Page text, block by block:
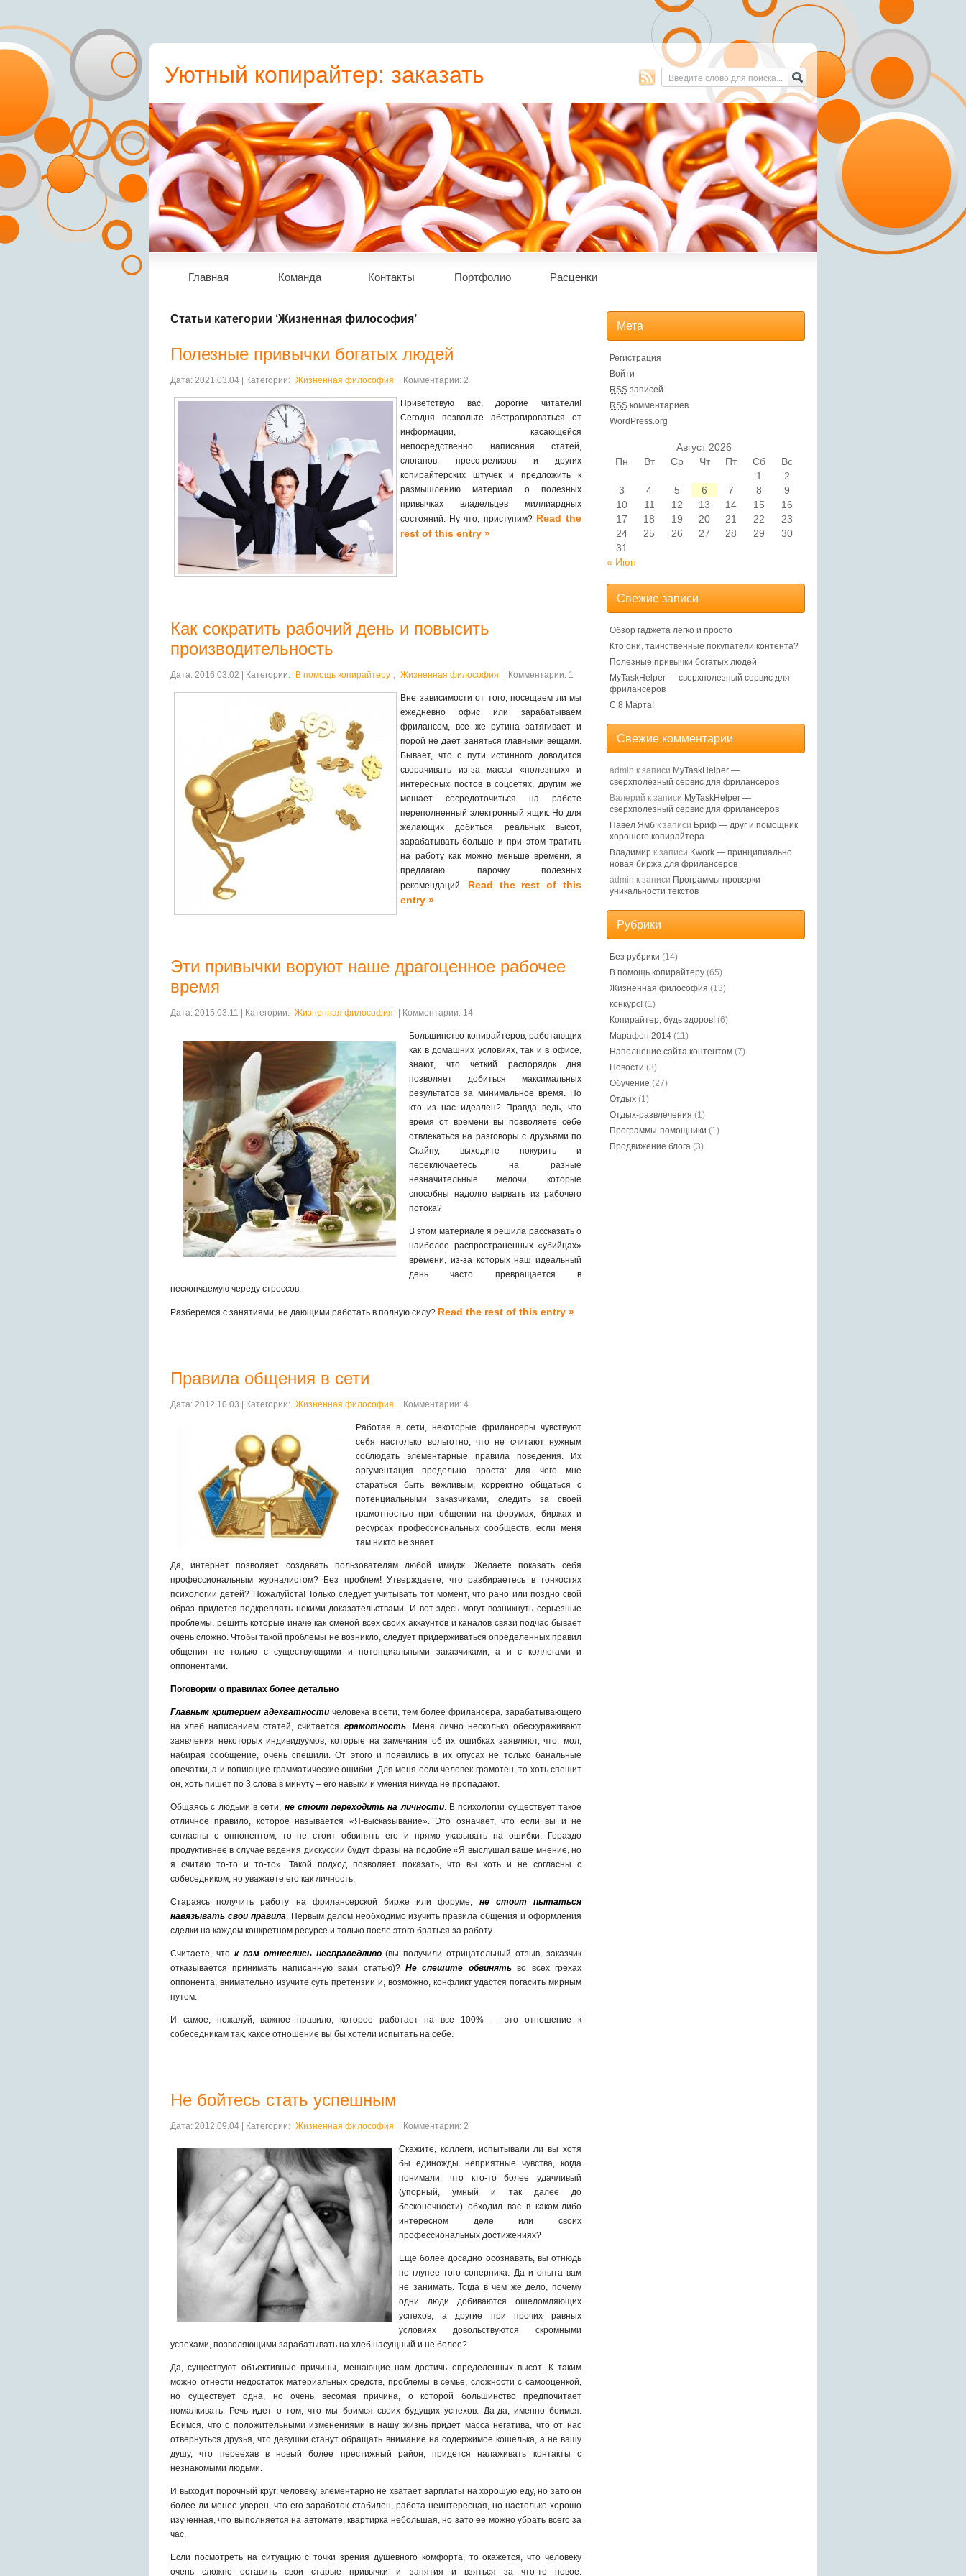
Уютный копирайтер: заказать
пресс-релиз, статьи, рерайт
Главная Команда Контакты Портфолио Расценки
Статьи категории ‘Жизненная философия’
Полезные привычки богатых людей
Дата: 2021.03.04 | Категории: Жизненная философия | Комментарии: 2
Приветствую вас, дорогие читатели!
Сегодня позвольте абстрагироваться от
информации, касающейся
непосредственно написания статей,
слоганов, пресс-релизов и других
копирайтерских штучек и предложить к
размышлению материал о полезных
привычках владельцев миллиардных
состояний. Ну что, приступим? Read the
rest of this entry »
Как сократить рабочий день и повысить
производительность
Дата: 2016.03.02 | Категории: В помощь копирайтеру , Жизненная философия | Комментарии: 1
Вне зависимости от того, посещаем ли мы
ежедневно офис или зарабатываем
фрилансом, все же рутина затягивает и
порой не дает заняться главными вещами.
Бывает, что с пути истинного доводится
сворачивать из-за массы «полезных» и
интересных постов в соцсетях, другим же
мешает сосредоточиться на работе
переполненный электронный ящик. Но для
желающих добиться реальных высот,
зарабатывать больше и при этом тратить
на работу как можно меньше времени, я
предлагаю парочку полезных
рекомендаций. Read the rest of this
entry »
Эти привычки воруют наше драгоценное рабочее
время
Дата: 2015.03.11 | Категории: Жизненная философия | Комментарии: 14
Большинство копирайтеров, работающих
как в домашних условиях, так и в офисе,
знают, что четкий распорядок дня
позволяет добиться максимальных
результатов за минимальное время. Но
кто из нас идеален? Правда ведь, что
время от времени вы позволяете себе
отвлекаться на разговоры с друзьями по
Скайпу, выходите покурить и
переключаетесь на разные
незначительные мелочи, которые
способны надолго вырвать из рабочего
потока?
В этом материале я решила рассказать о
наиболее распространенных «убийцах»
времени, из-за которых наш идеальный
день часто превращается в
нескончаемую череду стрессов.
Разберемся с занятиями, не дающими работать в полную силу? Read the rest of this entry »
Правила общения в сети
Дата: 2012.10.03 | Категории: Жизненная философия | Комментарии: 4
Работая в сети, некоторые фрилансеры чувствуют
себя настолько вольготно, что не считают нужным
соблюдать элементарные правила поведения. Их
аргументация предельно проста: для чего мне
стараться быть вежливым, корректно общаться с
потенциальными заказчиками, следить за своей
грамотностью при общении на форумах, биржах и
ресурсах профессиональных сообществ, если меня
там никто не знает.
Да, интернет позволяет создавать пользователям любой имидж. Желаете показать себя
профессиональным журналистом? Без проблем! Утверждаете, что разбираетесь в тонкостях
психологии детей? Пожалуйста! Только следует учитывать тот момент, что рано или поздно свой
образ придется подкреплять некими доказательствами. И вот здесь могут возникнуть серьезные
проблемы, решить которые иначе как сменой всех своих аккаунтов и каналов связи подчас бывает
очень сложно. Чтобы такой проблемы не возникло, следует придерживаться определенных правил
общения не только с существующими и потенциальными заказчиками, а и с коллегами и
оппонентами.
Поговорим о правилах более детально
Главным критерием адекватностичеловека в сети, тем более фрилансера, зарабатывающего
на хлеб написанием статей, считается грамотность. Меня лично несколько обескураживают
заявления некоторых индивидуумов, которые на замечания об их ошибках заявляют, что, мол,
набирая сообщение, очень спешили. От этого и появились в их опусах не только банальные
опечатки, а и вопиющие грамматические ошибки. Для меня если человек грамотен, то хоть спешит
он, хоть пишет по 3 слова в минуту – его навыки и умения никуда не пропадают.
Общаясь с людьми в сети, не стоит переходить на личности. В психологии существует такое
отличное правило, которое называется «Я-высказывание». Это означает, что если вы и не
согласны с оппонентом, то не стоит обвинять его и прямо указывать на ошибки. Гораздо
продуктивнее в случае ведения дискуссии будут фразы на подобие «Я выслушал ваше мнение, но
я считаю то-то и то-то». Такой подход позволяет показать, что вы хоть и не согласны с
собеседником, но уважаете его как личность.
Стараясь получить работу на фрилансерской бирже или форуме, не стоит пытаться
навязывать свои правила. Первым делом необходимо изучить правила общения и оформления
сделки на каждом конкретном ресурсе и только после этого браться за работу.
Считаете, что к вам отнеслись несправедливо(вы получили отрицательный отзыв, заказчик
отказывается принимать написанную вами статью)? Не спешите обвинятьво всех грехах
оппонента, внимательно изучите суть претензии и, возможно, конфликт удастся погасить мирным
путем.
И самое, пожалуй, важное правило, которое работает на все 100% — это отношение к
собеседникам так, какое отношение вы бы хотели испытать на себе.
Не бойтесь стать успешным
Дата: 2012.09.04 | Категории: Жизненная философия | Комментарии: 2
Скажите, коллеги, испытывали ли вы хотя
бы единожды неприятные чувства, когда
понимали, что кто-то более удачливый
(упорный, умный и так далее до
бесконечности) обходил вас в каком-либо
интересном деле или своих
профессиональных достижениях?
Ещё более досадно осознавать, вы отнюдь
не глупее того соперника. Да и опыта вам
не занимать. Тогда в чем же дело, почему
одни люди добиваются ошеломляющих
успехов, а другие при прочих равных
условиях довольствуются скромными
успехами, позволяющими зарабатывать на хлеб насущный и не более?
Да, существуют объективные причины, мешающие нам достичь определенных высот. К таким
можно отнести недостаток материальных средств, проблемы в семье, сложности с самооценкой,
но существует одна, но очень весомая причина, о которой большинство предпочитает
помалкивать. Речь идет о том, что мы боимся своих будущих успехов. Да-да, именно боимся.
Боимся, что с положительными изменениями в нашу жизнь придет масса негатива, что от нас
отвернуться друзья, что девушки станут обращать внимание на содержимое кошелька, а не вашу
душу, что переехав в новый более престижный район, придется налаживать контакты с
незнакомыми людьми.
И выходит порочный круг: человеку элементарно не хватает зарплаты на хорошую еду, но зато он
более ли менее уверен, что его заработок стабилен, работа неинтересная, но настолько хорошо
изученная, что выполняется на автомате, квартирка небольшая, но зато ее можно убрать всего за
час.
Если посмотреть на ситуацию с точки зрения душевного комфорта, то окажется, что человеку
очень сложно оставить свои старые привычки и занятия и взяться за что-то новое.
Мета
Регистрация
Войти
RSS записей
RSS комментариев
WordPress.org
Август 2026
Пн
Вт Ср Чт Пт Сб Вс
« Июн
1
2
3
4 5 6 7 8
9
10
11 12 13 14 15
16
17
18 19 20 21 22
23
24
25 26 27 28 29
30
31
Свежие записи
Обзор гаджета легко и просто
Кто они, таинственные покупатели контента?
Полезные привычки богатых людей
MyTaskHelper — сверхполезный сервис для
фрилансеров
С 8 Марта!
Свежие комментарии
admin к записи MyTaskHelper —
сверхполезный сервис для фрилансеров
Валерий к записи MyTaskHelper —
сверхполезный сервис для фрилансеров
Павел Ямб к записи Бриф — друг и помощник
хорошего копирайтера
Владимир к записи Kwork — принципиально
новая биржа для фрилансеров
admin к записи Программы проверки
уникальности текстов
Рубрики
Без рубрики (14)
В помощь копирайтеру (65)
Жизненная философия (13)
конкурс! (1)
Копирайтер, будь здоров! (6)
Марафон 2014 (11)
Наполнение сайта контентом (7)
Новости (3)
Обучение (27)
Отдых (1)
Отдых-развлечения (1)
Программы-помощники (1)
Продвижение блога (3)